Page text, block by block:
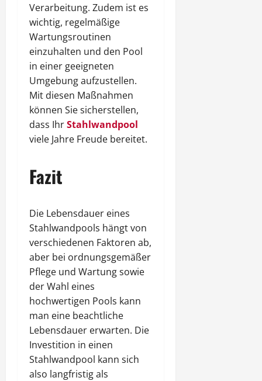
Verarbeitung. Zudem ist es
wichtig, regelmäßige
Wartungsroutinen
einzuhalten und den Pool
in einer geeigneten
Umgebung aufzustellen.
Mit diesen Maßnahmen
können Sie sicherstellen,
dass IhrStahlwandpool
viele Jahre Freude bereitet.
Fazit
Die Lebensdauer eines
Stahlwandpools hängt von
verschiedenen Faktoren ab,
aber bei ordnungsgemäßer
Pflege und Wartung sowie
der Wahl eines
hochwertigen Pools kann
man eine beachtliche
Lebensdauer erwarten. Die
Investition in einen
Stahlwandpool kann sich
also langfristig als